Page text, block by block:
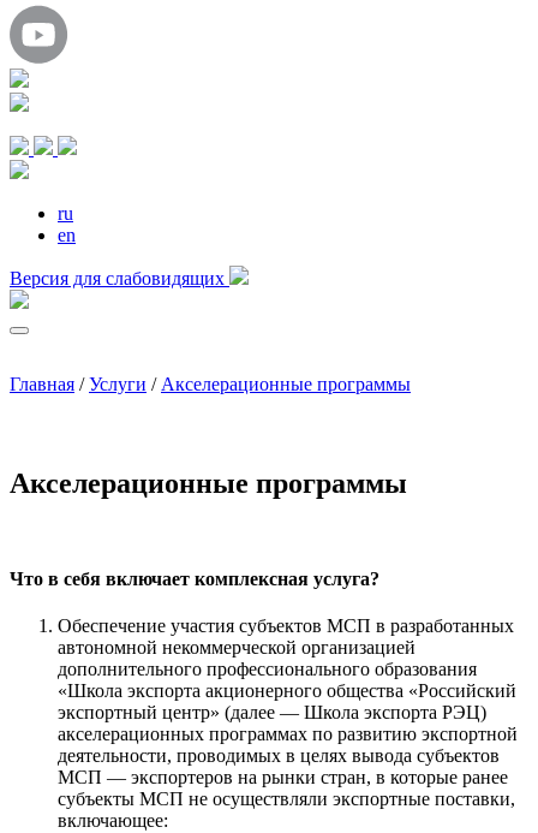
ru
en
Версия для слабовидящих
Главная /Услуги / Акселерационные программы
Акселерационные программы
Что в себя включает комплексная услуга?
Обеспечение участия субъектов МСП в разработанных
автономной некоммерческой организацией
дополнительного профессионального образования
«Школа экспорта акционерного общества «Российский
экспортный центр» (далее — Школа экспорта РЭЦ)
акселерационных программах по развитию экспортной
деятельности, проводимых в целях вывода субъектов
МСП — экспортеров на рынки стран, в которые ранее
субъекты МСП не осуществляли экспортные поставки,
включающее: